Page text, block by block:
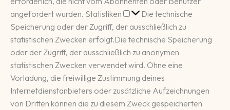
angefordert wurden. Statistiken Statistiken
Die technische
Speicherung oder der Zugriff, der ausschließlich zu
statistischen Zwecken erfolgt.Die technische Speicherung
oder der Zugriff, der ausschließlich zu anonymen
statistischen Zwecken verwendet wird. Ohne eine
Vorladung, die freiwillige Zustimmung deines
Internetdienstanbieters oder zusätzliche Aufzeichnungen
von Dritten können die zu diesem Zweck gespeicherten